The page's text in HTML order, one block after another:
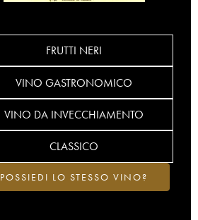
FRUTTI NERI
VINO GASTRONOMICO
VINO DA INVECCHIAMENTO
CLASSICO
POSSIEDI LO STESSO VINO?